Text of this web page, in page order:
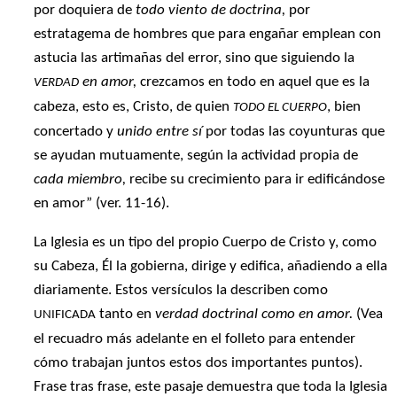
por doquiera detodo viento de doctrina, por
estratagema de hombres que para engañar emplean con
astucia las artimañas del error, sino que siguiendo la
VERDAD en amor, crezcamos en todo en aquel que es la
cabeza, esto es, Cristo, de quienTODO EL CUERPO, bien
concertado yunido entre sípor todas las coyunturas que
se ayudan mutuamente, según la actividad propia de
cada miembro, recibe su crecimiento para ir edificándose
en amor” (ver. 11-16).
La Iglesia es un tipo del propio Cuerpo de Cristo y, como
su Cabeza, Él la gobierna, dirige y edifica, añadiendo a ella
diariamente. Estos versículos la describen como
UNIFICADA tanto enverdad doctrinal como en amor. (Vea
el recuadro más adelante en el folleto para entender
cómo trabajan juntos estos dos importantes puntos).
Frase tras frase, este pasaje demuestra que toda la Iglesia